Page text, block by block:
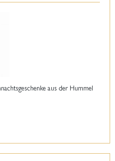
aus der Hummel